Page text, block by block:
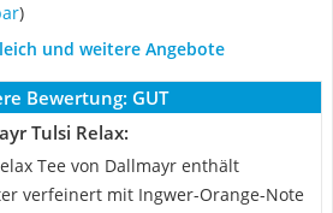
)
und weitere Angebote
Bewertung: GUT
Tulsi Relax:
Tee von Dallmayr enthält
verfeinert mit Ingwer-Orange-Note